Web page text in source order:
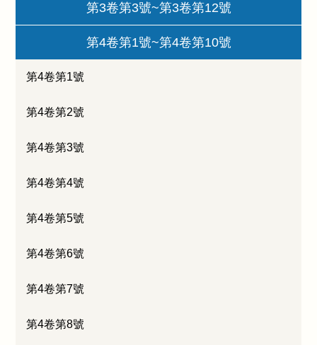
第3卷第3號~第3卷第12號
第4卷第1號~第4卷第10號
第4卷第1號
第4卷第2號
第4卷第3號
第4卷第4號
第4卷第5號
第4卷第6號
第4卷第7號
第4卷第8號